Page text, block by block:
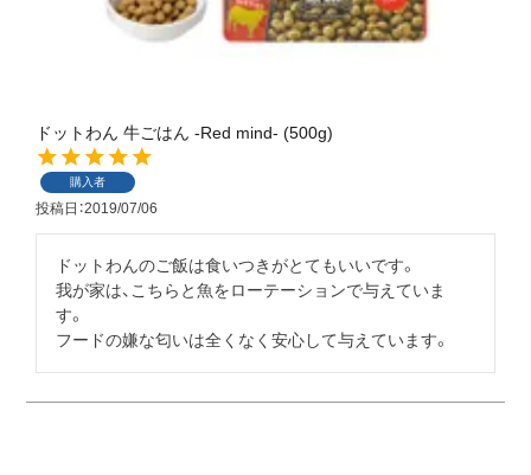
ドットわん 牛ごはん -Red mind- (500g)
購入者
投稿日 2019/07/06
ドットわんのご飯は食いつきがとてもいいです。
我が家は、こちらと魚をローテーションで与えていま
す。
フードの嫌な匂いは全くなく安心して与えています。